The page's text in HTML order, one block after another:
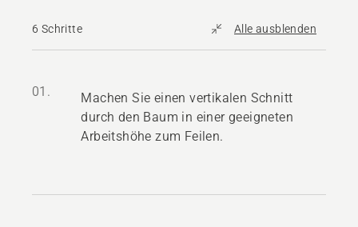
6 Schritte Alle ausblenden
01.
Machen Sie einen vertikalen Schnitt
durch den Baum in einer geeigneten
Arbeitshöhe zum Feilen.